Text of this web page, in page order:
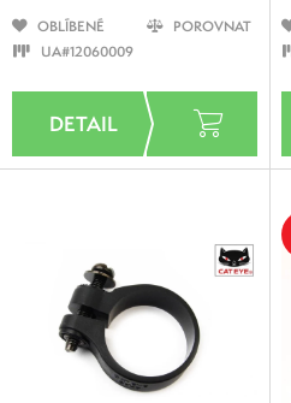
OBLÍBENÉ
POROVNAT
UA#12060009